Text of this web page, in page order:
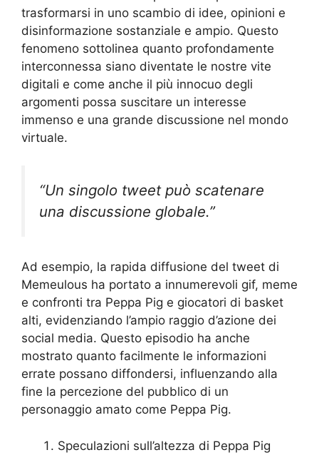
trasformarsi in uno scambio di idee, opinioni e
disinformazione sostanziale e ampio. Questo
fenomeno sottolinea quanto profondamente
interconnessa siano diventate le nostre vite
digitali e come anche il più innocuo degli
argomenti possa suscitare un interesse
immenso e una grande discussione nel mondo
virtuale.
“Un singolo tweet può scatenare
una discussione globale.”
Ad esempio, la rapida diffusione del tweet di
Memeulous ha portato a innumerevoli gif, meme
e confronti tra Peppa Pig e giocatori di basket
alti, evidenziando l’ampio raggio d’azione dei
social media. Questo episodio ha anche
mostrato quanto facilmente le informazioni
errate possano diffondersi, influenzando alla
fine la percezione del pubblico di un
personaggio amato come Peppa Pig.
Speculazioni sull’altezza di Peppa Pig